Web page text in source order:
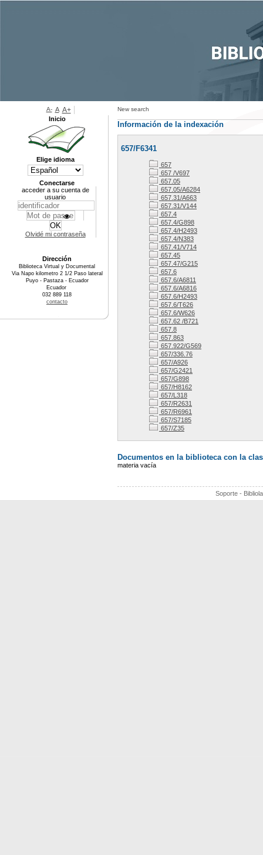
New search
Información de la indexación
657/F6341
657
657 /V697
657.05
657.05/A6284
657.31/A663
657.31/V144
657.4
657.4/G898
657.4/H2493
657.4/N383
657.41/V714
657.45
657.47/G215
657.6
657.6/A6811
657.6/A6816
657.6/H2493
657.6/T626
657.6/W626
657.62 /B721
657.8
657.863
657.922/G569
657/336.76
657/A926
657/G2421
657/G898
657/H8162
657/L318
657/R2631
657/R6961
657/S7185
657/Z35
Documentos en la biblioteca con la
materia vacía
Soporte -
A- A A+
Inicio
Elige idioma
Conectarse
acceder a su cuenta de
usuario
Olvidé mi contraseña
Dirección
Biblioteca Virtual y Documental
Via Napo kilometro 2 1/2 Paso lateral
Puyo - Pastaza - Ecuador
Ecuador
032 889 118
contacto